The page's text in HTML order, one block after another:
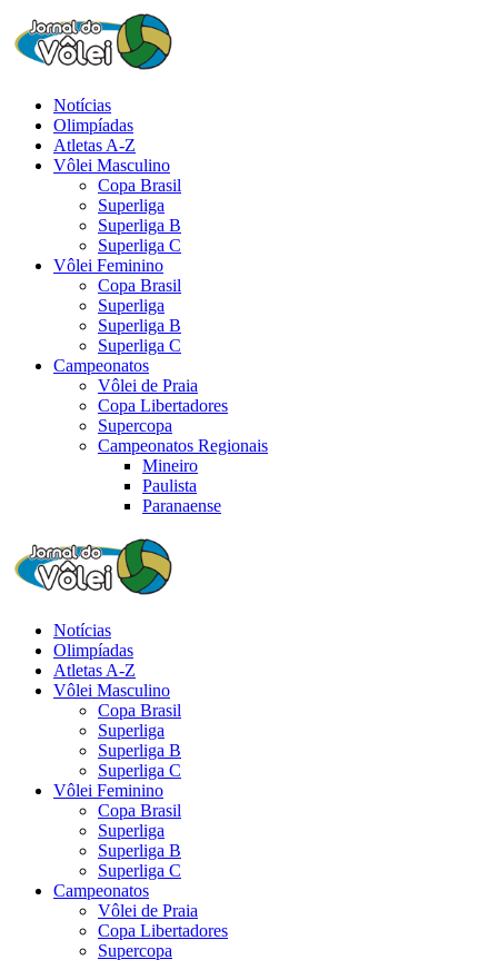
Notícias
Olimpíadas
Atletas A-Z
Vôlei Masculino
Copa Brasil
Superliga
Superliga B
Superliga C
Vôlei Feminino
Copa Brasil
Superliga
Superliga B
Superliga C
Campeonatos
Vôlei de Praia
Copa Libertadores
Supercopa
Campeonatos Regionais
Mineiro
Paulista
Paranaense
Notícias
Olimpíadas
Atletas A-Z
Vôlei Masculino
Copa Brasil
Superliga
Superliga B
Superliga C
Vôlei Feminino
Copa Brasil
Superliga
Superliga B
Superliga C
Campeonatos
Vôlei de Praia
Copa Libertadores
Supercopa